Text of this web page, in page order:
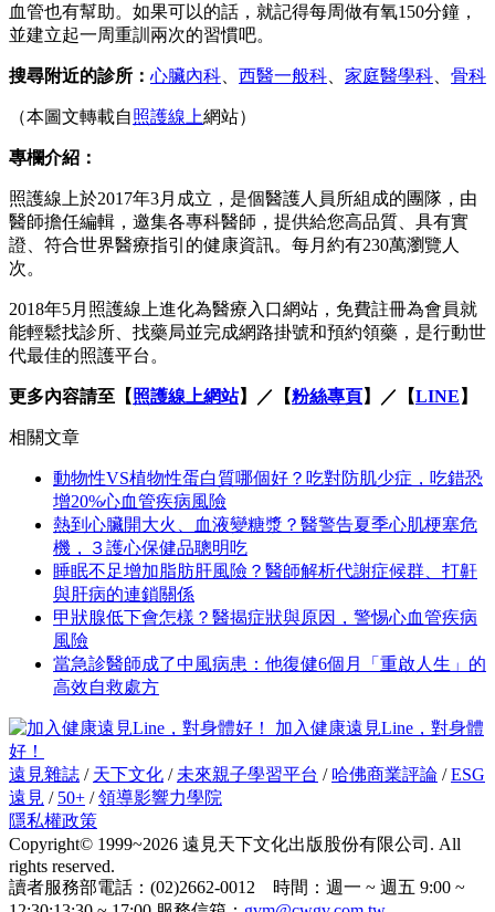
血管也有幫助。如果可以的話，就記得每周做有氧150分鐘，
並建立起一周重訓兩次的習慣吧。
搜尋附近的診所： 心臟內科 西醫一般科 家庭醫學科 骨科
（本圖文轉載自照護線上網站）
專欄介紹：
照護線上於2017年3月成立，是個醫護人員所組成的團隊，由
醫師擔任編輯，邀集各專科醫師，提供給您高品質、具有實
證、符合世界醫療指引的健康資訊。每月約有230萬瀏覽人
次。
2018年5月照護線上進化為醫療入口網站，免費註冊為會員就
能輕鬆找診所、找藥局並完成網路掛號和預約領藥，是行動世
代最佳的照護平台。
更多內容請至【照護線上網站】／【粉絲專頁】／【LINE 】
相關文章
動物性VS植物性蛋白質哪個好？吃對防肌少症，吃錯恐
增20%心血管疾病風險
熱到心臟開大火、血液變糖漿？醫警告夏季心肌梗塞危
機，３護心保健品聰明吃
睡眠不足增加脂肪肝風險？醫師解析代謝症候群、打鼾
與肝病的連鎖關係
甲狀腺低下會怎樣？醫揭症狀與原因，警惕心血管疾病
風險
當急診醫師成了中風病患：他復健6個月「重啟人生」的
高效自救處方
加入健康遠見Line，對身體
好！
遠見雜誌 / 天下文化 / 未來親子學習平台 / 哈佛商業評論 /ESG
遠見 / 50+ /領導影響力學院
隱私權政策
Copyright© 1999~2026 遠見天下文化出版股份有限公司. All
rights reserved.
讀者服務部電話：(02)2662-0012 時間：週一 ~ 週五 9:00 ~